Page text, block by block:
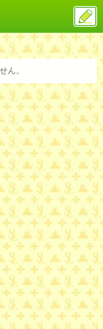
ス
投
稿
ん。